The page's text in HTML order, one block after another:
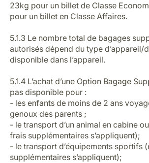
23kg pour un billet de Classe
pour un billet en Classe Affaires.
5.1.3 Le nombre total de bagages
autorisés dépend du type d’appareil/
disponible dans l’appareil.
5.1.4 L’achat d’une Option Bagage
pas disponible pour :
- les enfants de moins de 2 ans
genoux des parents ;
- le transport d’un animal en cabine
frais supplémentaires s’appliquent);
- le transport d’équipements sportifs
supplémentaires s’appliquent);